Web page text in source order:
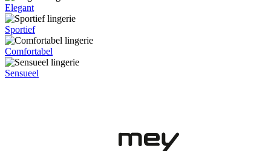
Elegant
Sportief
Comfortabel
Sensueel